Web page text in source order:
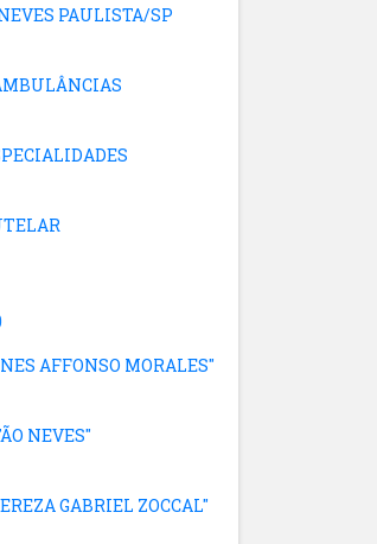
PAULISTA/SP
AFFONSO MORALES"
NEVES"
GABRIEL ZOCCAL"